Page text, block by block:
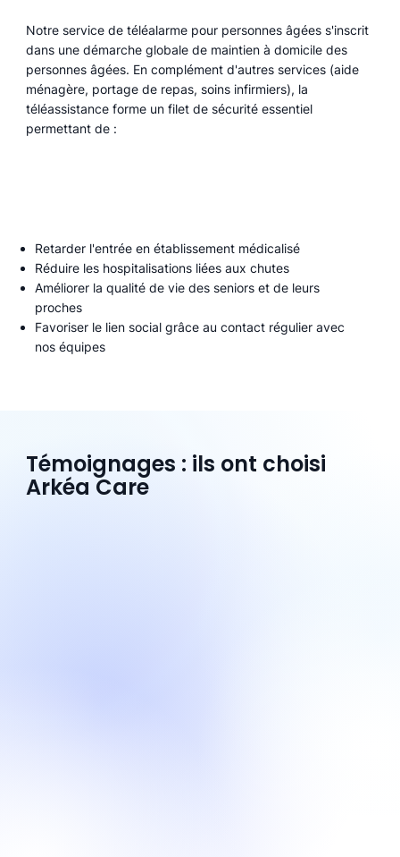
Notre service de téléalarme pour personnes âgées s'inscrit
dans une démarche globale de maintien à domicile des
personnes âgées. En complément d'autres services (aide
ménagère, portage de repas, soins infirmiers), la
téléassistance forme un filet de sécurité essentiel
permettant de :
Retarder l'entrée en établissement médicalisé
Réduire les hospitalisations liées aux chutes
Améliorer la qualité de vie des seniors et de leurs
proches
Favoriser le lien social grâce au contact régulier avec
nos équipes
Témoignages : ils ont choisi
Arkéa Care